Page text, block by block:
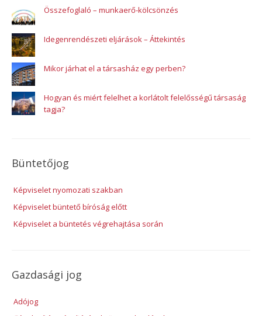
Összefoglaló – munkaerő-kölcsönzés
Idegenrendészeti eljárások – Áttekintés
Mikor járhat el a társasház egy perben?
Hogyan és miért felelhet a korlátolt felelősségű társaság
tagja?
Büntetőjog
Képviselet nyomozati szakban
Képviselet büntető bíróság előtt
Képviselet a büntetés végrehajtása során
Gazdasági jog
Adójog